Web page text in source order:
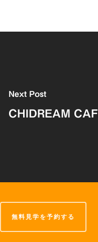
Next Post
CHIDREAM
無料見学を予約する